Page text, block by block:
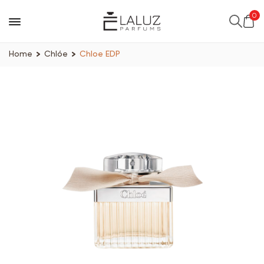
0
Home Chlóe Chloe EDP